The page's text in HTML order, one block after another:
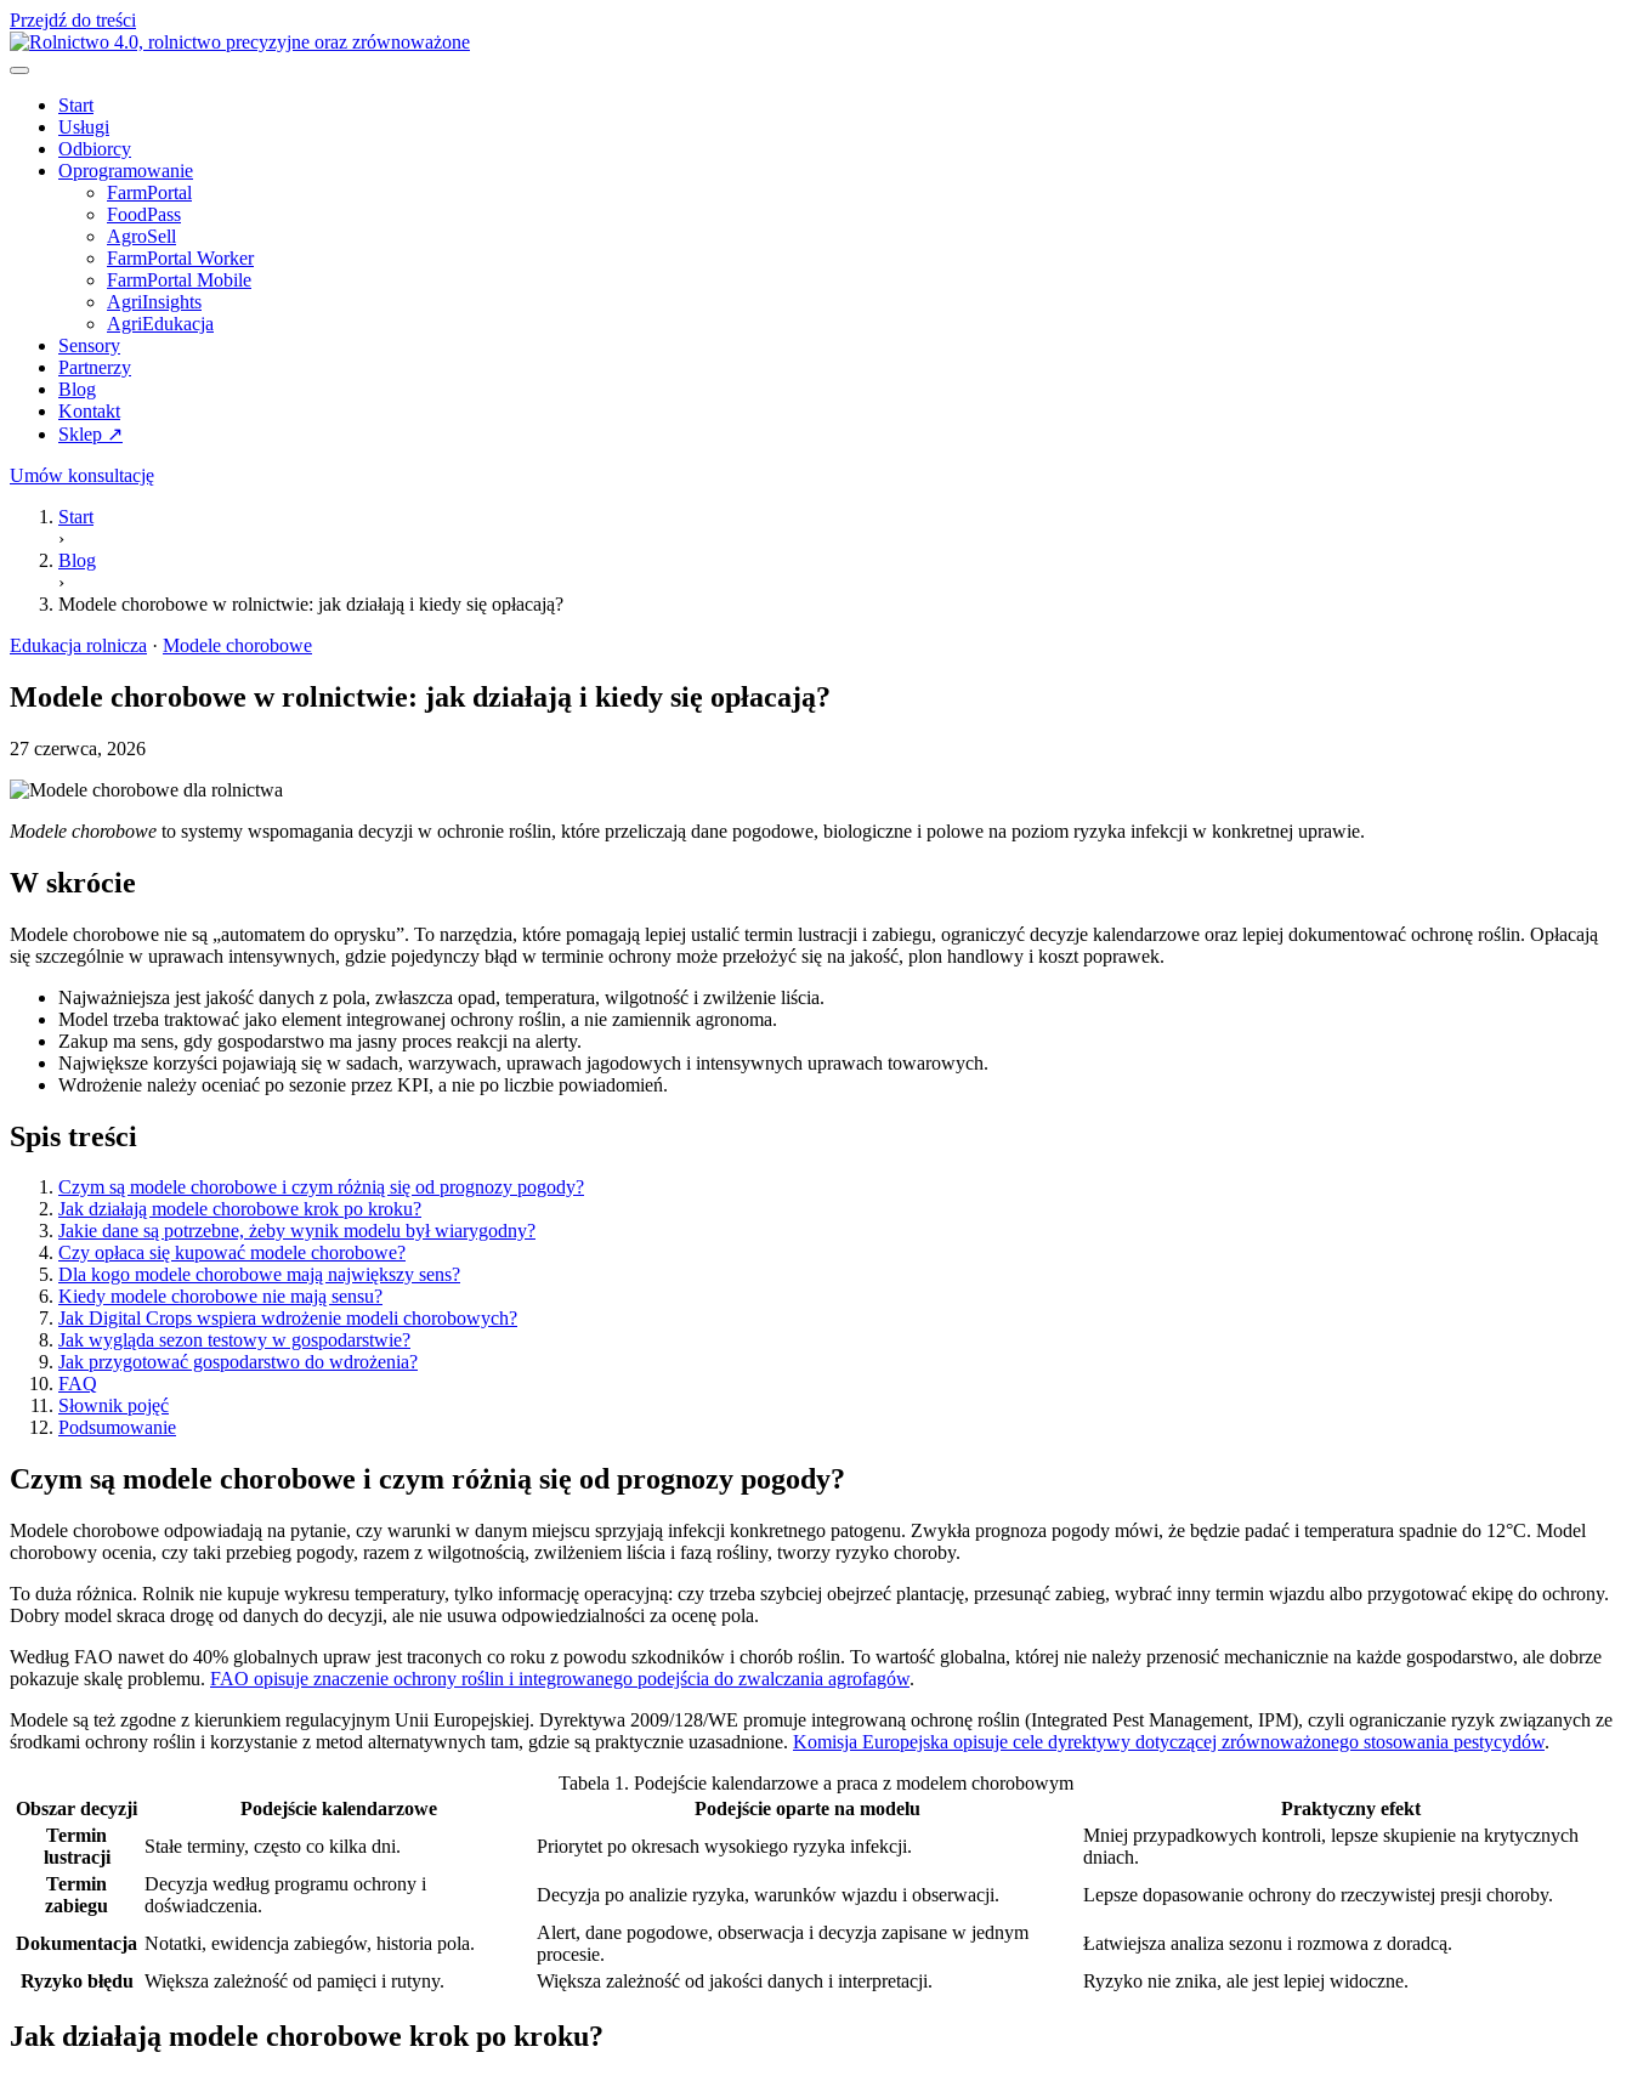
Przejdź do treści
Start
Usługi
Odbiorcy
Oprogramowanie
FarmPortal
FoodPass
AgroSell
FarmPortal Worker
FarmPortal Mobile
AgriInsights
AgriEdukacja
Sensory
Partnerzy
Blog
Kontakt
Sklep ↗
Umów konsultację
Start
›
Blog
›
Modele chorobowe w rolnictwie: jak działają i kiedy się opłacają?
Edukacja rolnicza · Modele chorobowe
Modele chorobowe w rolnictwie: jak działają i kiedy się opłacają?
27 czerwca, 2026
Modele chorobowe to systemy wspomagania decyzji w ochronie roślin, które przeliczają dane pogodowe, biologiczne i polowe na poziom ryzyka infekcji w konkretnej uprawie.
W skrócie
Modele chorobowe nie są „automatem do oprysku”. To narzędzia, które pomagają lepiej ustalić termin lustracji i zabiegu, ograniczyć decyzje kalendarzowe oraz lepiej dokumentować ochronę roślin. Opłacają
się szczególnie w uprawach intensywnych, gdzie pojedynczy błąd w terminie ochrony może przełożyć się na jakość, plon handlowy i koszt poprawek.
Najważniejsza jest jakość danych z pola, zwłaszcza opad, temperatura, wilgotność i zwilżenie liścia.
Model trzeba traktować jako element integrowanej ochrony roślin, a nie zamiennik agronoma.
Zakup ma sens, gdy gospodarstwo ma jasny proces reakcji na alerty.
Największe korzyści pojawiają się w sadach, warzywach, uprawach jagodowych i intensywnych uprawach towarowych.
Wdrożenie należy oceniać po sezonie przez KPI, a nie po liczbie powiadomień.
Spis treści
Czym są modele chorobowe i czym różnią się od prognozy pogody?
Jak działają modele chorobowe krok po kroku?
Jakie dane są potrzebne, żeby wynik modelu był wiarygodny?
Czy opłaca się kupować modele chorobowe?
Dla kogo modele chorobowe mają największy sens?
Kiedy modele chorobowe nie mają sensu?
Jak Digital Crops wspiera wdrożenie modeli chorobowych?
Jak wygląda sezon testowy w gospodarstwie?
Jak przygotować gospodarstwo do wdrożenia?
FAQ
Słownik pojęć
Podsumowanie
Czym są modele chorobowe i czym różnią się od prognozy pogody?
Modele chorobowe odpowiadają na pytanie, czy warunki w danym miejscu sprzyjają infekcji konkretnego patogenu. Zwykła prognoza pogody mówi, że będzie padać i temperatura spadnie do 12°C. Model
chorobowy ocenia, czy taki przebieg pogody, razem z wilgotnością, zwilżeniem liścia i fazą rośliny, tworzy ryzyko choroby.
To duża różnica. Rolnik nie kupuje wykresu temperatury, tylko informację operacyjną: czy trzeba szybciej obejrzeć plantację, przesunąć zabieg, wybrać inny termin wjazdu albo przygotować ekipę do ochrony.
Dobry model skraca drogę od danych do decyzji, ale nie usuwa odpowiedzialności za ocenę pola.
Według FAO nawet do 40% globalnych upraw jest traconych co roku z powodu szkodników i chorób roślin. To wartość globalna, której nie należy przenosić mechanicznie na każde gospodarstwo, ale dobrze
pokazuje skalę problemu. FAO opisuje znaczenie ochrony roślin i integrowanego podejścia do zwalczania agrofagów.
Modele są też zgodne z kierunkiem regulacyjnym Unii Europejskiej. Dyrektywa 2009/128/WE promuje integrowaną ochronę roślin (Integrated Pest Management, IPM), czyli ograniczanie ryzyk związanych ze
środkami ochrony roślin i korzystanie z metod alternatywnych tam, gdzie są praktycznie uzasadnione. Komisja Europejska opisuje cele dyrektywy dotyczącej zrównoważonego stosowania pestycydów.
Tabela 1. Podejście kalendarzowe a praca z modelem chorobowym
Obszar decyzji
Podejście kalendarzowe Podejście oparte na modelu
Praktyczny efekt
Termin
lustracji
Stałe terminy, często co kilka dni. Priorytet po okresach wysokiego ryzyka infekcji.
Mniej przypadkowych kontroli, lepsze skupienie na krytycznych
dniach.
Termin
zabiegu
Decyzja według programu ochrony i
doświadczenia.
Decyzja po analizie ryzyka, warunków wjazdu i obserwacji. Lepsze dopasowanie ochrony do rzeczywistej presji choroby.
Dokumentacja Notatki, ewidencja zabiegów, historia pola.
Alert, dane pogodowe, obserwacja i decyzja zapisane w jednym
procesie.
Łatwiejsza analiza sezonu i rozmowa z doradcą.
Ryzyko błędu Większa zależność od pamięci i rutyny. Większa zależność od jakości danych i interpretacji. Ryzyko nie znika, ale jest lepiej widoczne.
Jak działają modele chorobowe krok po kroku?